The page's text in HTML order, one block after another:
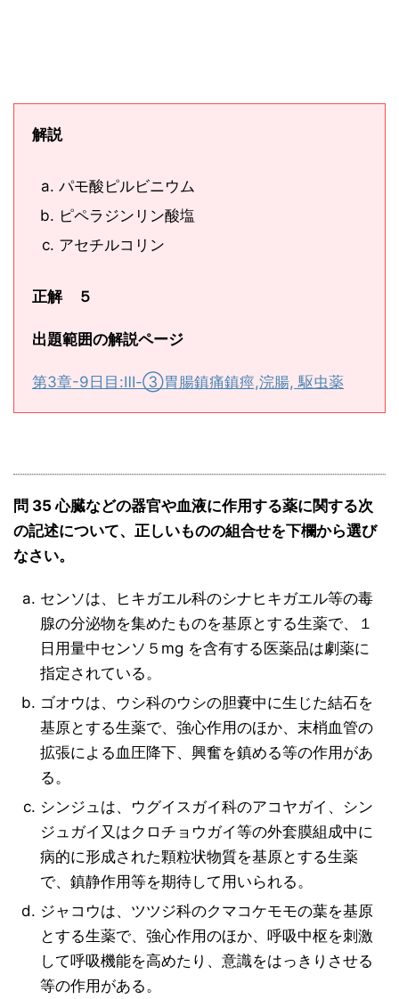
解説
パモ酸ピルビニウム
ピペラジンリン酸塩
アセチルコリン
正解 ５
出題範囲の解説ページ
第3章-9日目:Ⅲ-③胃腸鎮痛鎮痙,浣腸, 駆虫薬
問 35 心臓などの器官や血液に作用する薬に関する次
の記述について、正しいものの組合せを下欄から選び
なさい。
センソは、ヒキガエル科のシナヒキガエル等の毒
腺の分泌物を集めたものを基原とする生薬で、１
日用量中センソ５mg を含有する医薬品は劇薬に
指定されている。
ゴオウは、ウシ科のウシの胆嚢中に生じた結石を
基原とする生薬で、強心作用のほか、末梢血管の
拡張による血圧降下、興奮を鎮める等の作用があ
る。
シンジュは、ウグイスガイ科のアコヤガイ、シン
ジュガイ又はクロチョウガイ等の外套膜組成中に
病的に形成された顆粒状物質を基原とする生薬
で、鎮静作用等を期待して用いられる。
ジャコウは、ツツジ科のクマコケモモの葉を基原
とする生薬で、強心作用のほか、呼吸中枢を刺激
して呼吸機能を高めたり、意識をはっきりさせる
等の作用がある。